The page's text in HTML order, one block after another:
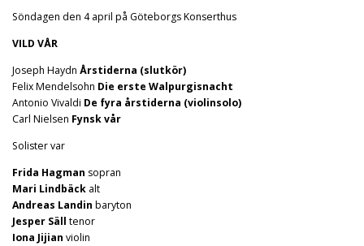
Söndagen den 4 april på Göteborgs Konserthus
VILD VÅR
Joseph Haydn Årstiderna (slutkör)
Felix Mendelsohn Die erste Walpurgisnacht
Antonio Vivaldi De fyra årstiderna (violinsolo)
Carl Nielsen Fynsk vår
Solister var
Frida Hagman sopran
Mari Lindbäck alt
Andreas Landin baryton
Jesper Säll tenor
Iona Jijian violin